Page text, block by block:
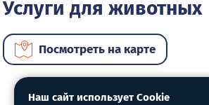
Услуги для животных
Посмотреть на карте
Наш сайт использует Cookie